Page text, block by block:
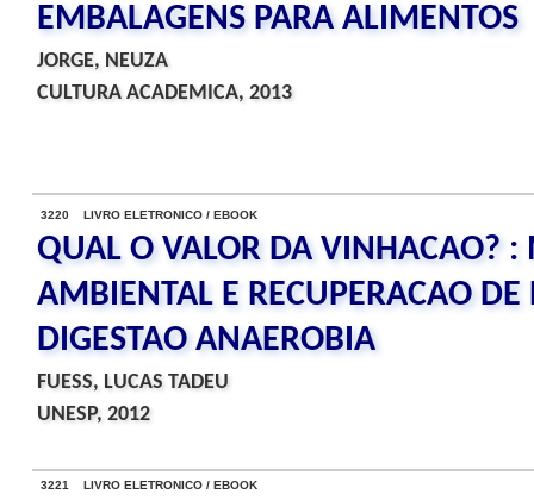
EMBALAGENS PARA ALIMENTOS
JORGE, NEUZA
CULTURA ACADEMICA, 2013
3220 LIVRO ELETRONICO / EBOOK
QUAL O VALOR DA VINHACAO?
AMBIENTAL E RECUPERACAO
DIGESTAO ANAEROBIA
FUESS, LUCAS TADEU
UNESP, 2012
3221 LIVRO ELETRONICO / EBOOK